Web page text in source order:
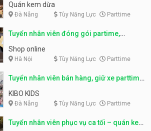
Quán kem dừa
Đà Nẵng Tùy Năng Lực Parttime
Tuyển nhân viên đóng gói partime,
fulltime
Shop online
Hà Nội Tùy Năng Lực Parttime
Tuyển nhân viên bán hàng, giữ xe parttime
– Kibo Kid
KIBO KIDS
Đà Nẵng Tùy Năng Lực Parttime
Tuyển nhân viên phục vụ ca tối – quán kem